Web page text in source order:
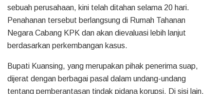
sebuah perusahaan, kini telah ditahan selama 20 hari.
Penahanan tersebut berlangsung di Rumah Tahanan
Negara Cabang KPK dan akan dievaluasi lebih lanjut
berdasarkan perkembangan kasus.
Bupati Kuansing, yang merupakan pihak penerima suap,
dijerat dengan berbagai pasal dalam undang-undang
tentang pemberantasan tindak pidana korupsi. Di sisi lain,